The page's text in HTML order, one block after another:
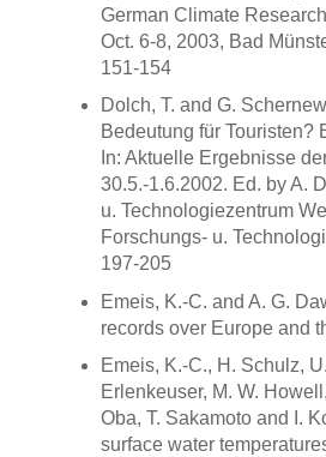
German Climate
Oct. 6-8, 2003, Bad
151-154
Dolch, T. and G.
Bedeutung für Touristen?
In: Aktuelle Ergebnisse
30.5.-1.6.2002. Ed. by A.
u. Technologiezentrum
Forschungs- u.
197-205
Emeis, K.-C. and A. G.
records over Europe and
Emeis, K.-C., H. Schulz,
Erlenkeuser, M. W.
Oba, T. Sakamoto and I.
surface water